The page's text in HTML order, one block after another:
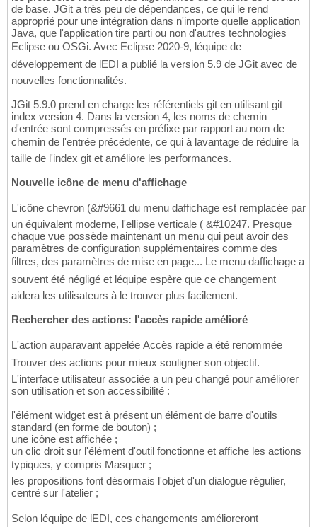
de base. JGit a très peu de dépendances, ce qui le rend
approprié pour une intégration dans n'importe quelle application
Java, que l'application tire parti ou non d'autres technologies
Eclipse ou OSGi. Avec Eclipse 2020-9, léquipe de
développement de lEDI a publié la version 5.9 de JGit avec de
nouvelles fonctionnalités.
JGit 5.9.0 prend en charge les référentiels git en utilisant git
index version 4. Dans la version 4, les noms de chemin
d'entrée sont compressés en préfixe par rapport au nom de
chemin de l'entrée précédente, ce qui à lavantage de réduire la
taille de l'index git et améliore les performances.
Nouvelle icône de menu d'affichage
L'icône chevron (&#9661 du menu daffichage est remplacée par
un équivalent moderne, l'ellipse verticale ( &#10247. Presque
chaque vue possède maintenant un menu qui peut avoir des
paramètres de configuration supplémentaires comme des
filtres, des paramètres de mise en page... Le menu daffichage a
souvent été négligé et léquipe espère que ce changement
aidera les utilisateurs à le trouver plus facilement.
Rechercher des actions: l'accès rapide amélioré
L'action auparavant appelée Accès rapide a été renommée
Trouver des actions pour mieux souligner son objectif.
L'interface utilisateur associée a un peu changé pour améliorer
son utilisation et son accessibilité :
l'élément widget est à présent un élément de barre d'outils
standard (en forme de bouton) ;
une icône est affichée ;
un clic droit sur l'élément d'outil fonctionne et affiche les actions
typiques, y compris Masquer ;
les propositions font désormais l'objet d'un dialogue régulier,
centré sur l'atelier ;
Selon léquipe de lEDI, ces changements amélioreront